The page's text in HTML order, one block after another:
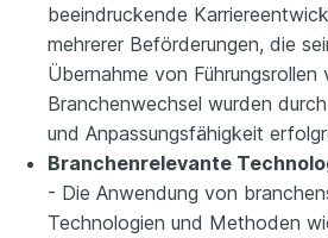
beeindruckende
mehrerer Beförderungen, die
Übernahme von Führungsrollen
Branchenwechsel wurden
und Anpassungsfähigkeit
Branchenrelevante
- Die Anwendung von
Technologien und Methoden